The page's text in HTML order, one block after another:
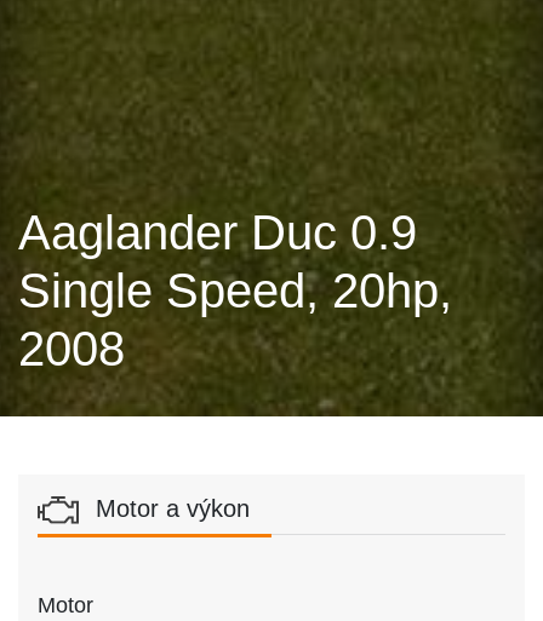
Aaglander Duc 0.9
Single Speed, 20hp,
2008
Motor a výkon
Motor